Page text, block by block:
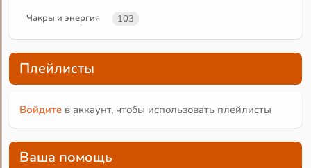
Чакры и энергия 103
Плейлисты
Войдите в аккаунт, чтобы использовать плейлисты
Ваша помощь